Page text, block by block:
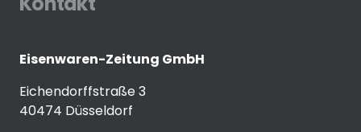
Eisenwaren-Zeitung GmbH
Eichendorffstraße 3
40474 Düsseldorf